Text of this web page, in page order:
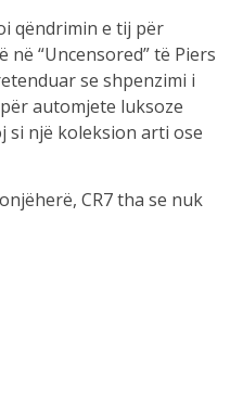
qëndrimin e tij për
“Uncensored” të Piers
se shpenzimi i
automjete luksoze
si një koleksion arti ose
CR7 tha se nuk